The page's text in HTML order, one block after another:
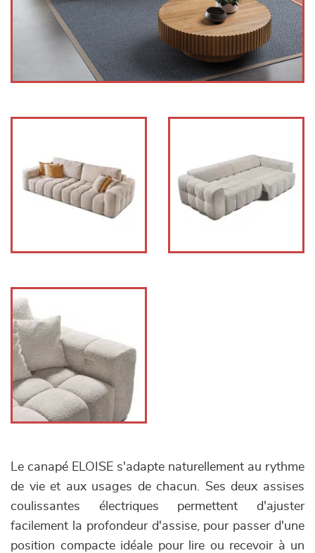
Le canapé ELOISE s'adapte naturellement au rythme
de vie et aux usages de chacun. Ses deux assises
coulissantes électriques permettent d'ajuster
facilement la profondeur d'assise, pour passer d'une
position compacte idéale pour lire ou recevoir à un